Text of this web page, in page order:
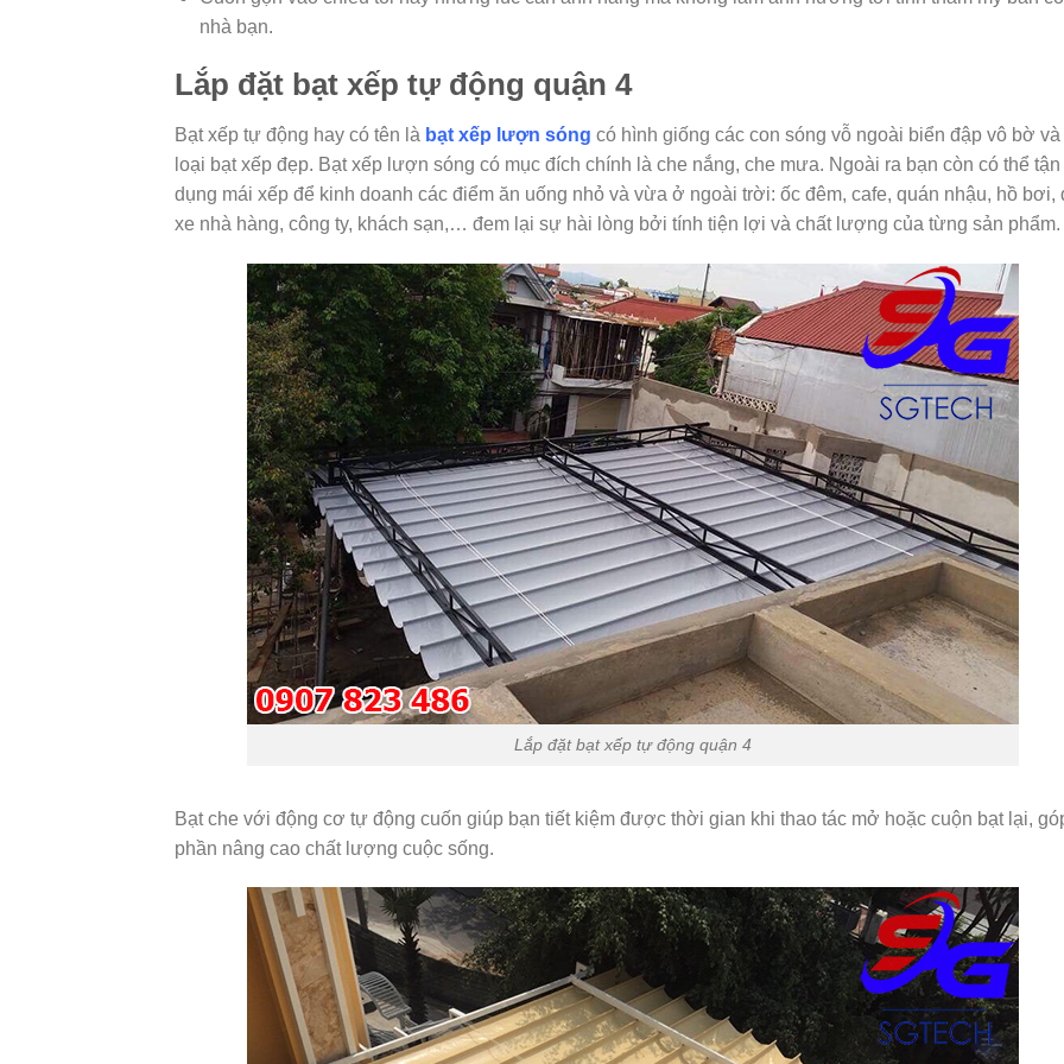
nhà bạn.
Lắp đặt bạt xếp tự động quận 4
Bạt xếp tự động hay có tên là bạt xếp lượn sóng có hình giống các con sóng vỗ ngoài biển đập vô bờ và
loại bạt xếp đẹp. Bạt xếp lượn sóng có mục đích chính là che nắng, che mưa. Ngoài ra bạn còn có thể tận
dụng mái xếp để kinh doanh các điểm ăn uống nhỏ và vừa ở ngoài trời: ốc đêm, cafe, quán nhậu, hồ bơi,
xe nhà hàng, công ty, khách sạn,… đem lại sự hài lòng bởi tính tiện lợi và chất lượng của từng sản phẩm.
Lắp đặt bạt xếp tự động quận 4
Bạt che với động cơ tự động cuốn giúp bạn tiết kiệm được thời gian khi thao tác mở hoặc cuộn bạt lại,
phần nâng cao chất lượng cuộc sống.